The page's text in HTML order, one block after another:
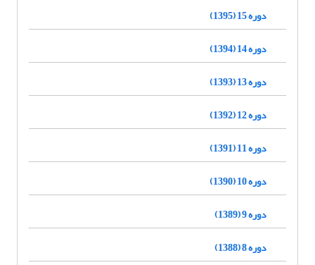
دوره 15 (1395)
دوره 14 (1394)
دوره 13 (1393)
دوره 12 (1392)
دوره 11 (1391)
دوره 10 (1390)
دوره 9 (1389)
دوره 8 (1388)